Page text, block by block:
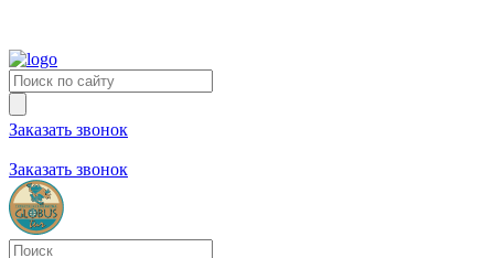
Заказать звонок
Заказать звонок